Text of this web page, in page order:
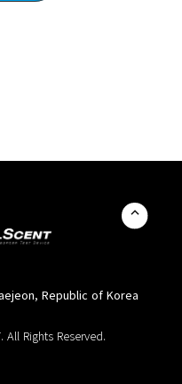
Republic of Korea
All Rights Reserved.